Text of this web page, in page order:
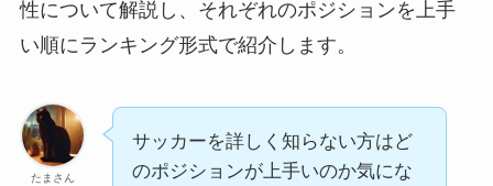
性について解説し、それぞれのポジションを上手
い順にランキング形式で紹介します。
たまさん
サッカーを詳しく知らない方はど
のポジションが上手いのか気にな